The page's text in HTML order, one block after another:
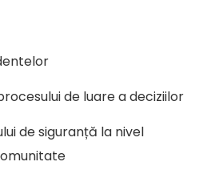
de luare a deciziilor
de siguranță la nivel